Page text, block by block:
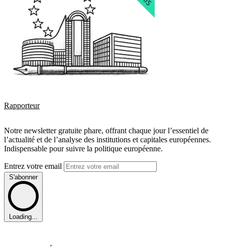
Rapporteur
Notre newsletter gratuite phare, offrant chaque jour l’essentiel de
l’actualité et de l’analyse des institutions et capitales européennes.
Indispensable pour suivre la politique européenne.
Entrez votre email
S'abonner
Loading...